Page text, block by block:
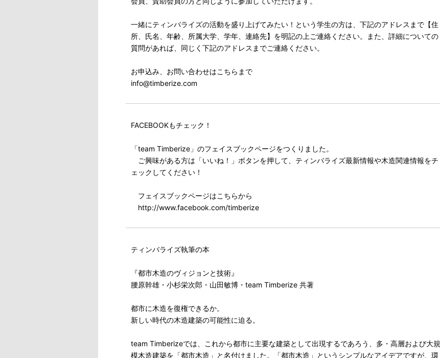
一緒にティンバライズの活動を盛り上げてみたい！という学生の方は、下記のアドレスまで【住
所、氏名、年齢、所属大学、学年、連絡先】を明記の上ご連絡ください。また、詳細についての
質問があれば、同じく下記のアドレスまでご連絡ください。
お申込み、お問い合わせはこちらまで
info@timberize.com
FACEBOOKもチェック！
「team Timberize」のフェイスブックページをつくりました。
ご興味がある方は「いいね！」ボタンを押して、ティンバライズ最新情報や木造関連情報をチ
ェックしてください！
フェイスブックページはこちらから
http://www.facebook.com/timberize
ティンバライズ執筆の本
『都市木造のヴィジョンと技術』
腰原幹雄・小杉栄次郎・山田敏博・team Timberize 共著
都市に木造を復権できるか。
新しい時代の木造建築の可能性に迫る。
team Timberizeでは、これから都市に主要な建築として出現するであろう、多・高層および大規
模木造建築を「都市木造」と名付けました。「都市木造」というシンプルなアイデアですが、環